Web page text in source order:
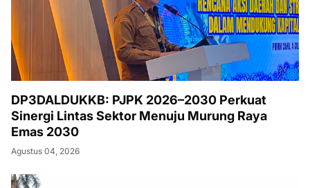
DP3DALDUKKB: PJPK 2026–2030 Perkuat
Sinergi Lintas Sektor Menuju Murung Raya
Emas 2030
Agustus 04, 2026